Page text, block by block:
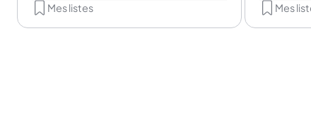
Mes listes Mes